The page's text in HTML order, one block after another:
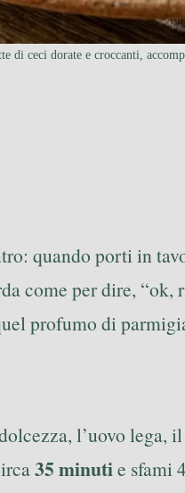
di ceci dorate e croccanti,
quando porti in
come per dire,
profumo di
l’uovo lega,
35 minutie sfami